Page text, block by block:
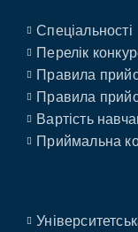
Спеціальності
Перелік
Правила
Правила
Вартість
Приймальна